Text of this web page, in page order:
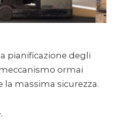
pianificazione degli
ormai
massima sicurezza.